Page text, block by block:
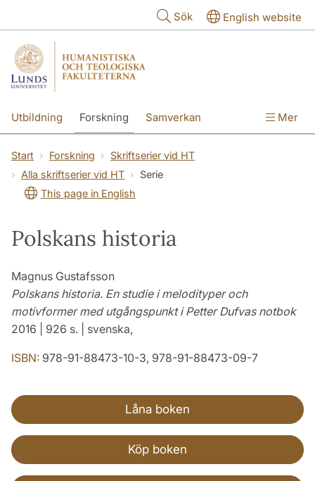
Sök English website
Utbildning Forskning Samverkan Mer
Start Forskning
Skriftserier vid HT
Alla skriftserier vid HT
Serie
This page in English
Polskans historia
Magnus Gustafsson
Polskans historia. En studie i melodityper och
motivformer med utgångspunkt i Petter Dufvas notbok
2016 | 926 s. | svenska,
ISBN: 978-91-88473-10-3, 978-91-88473-09-7
Låna boken
Köp boken